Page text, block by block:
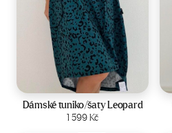
Velikost:44-50
Dámské tuniko/šaty Leopard
1 599Kč
Zobrazit produkt